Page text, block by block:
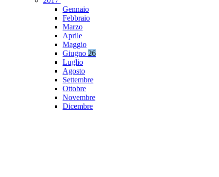
Gennaio
Febbraio
Marzo
Aprile
Maggio
Giugno 26
Luglio
Agosto
Settembre
Ottobre
Novembre
Dicembre